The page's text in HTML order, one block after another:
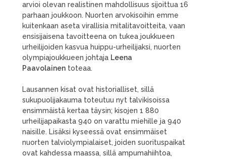
arvioi olevan realistinen mahdollisuus sijoittua 16
parhaan joukkoon. Nuorten arvokisoihin emme
kuitenkaan aseta virallisia mitalitavoitteita, vaan
ensisijaisena tavoitteena on tukea joukkueen
urheilijoiden kasvua huippu-urheilijaksi, nuorten
olympiajoukkueen johtaja Leena
Paavolainen toteaa.
Lausannen kisat ovat historialliset, sillä
sukupuolijakauma toteutuu nyt talvikisoissa
ensimmäistä kertaa täysin; kisojen 1 880
urheilijapaikasta 940 on varattu miehille ja 940
naisille. Lisäksi kyseessä ovat ensimmäiset
nuorten talviolympialaiset, joiden suorituspaikat
ovat kahdessa maassa, sillä ampumahiihtoa,